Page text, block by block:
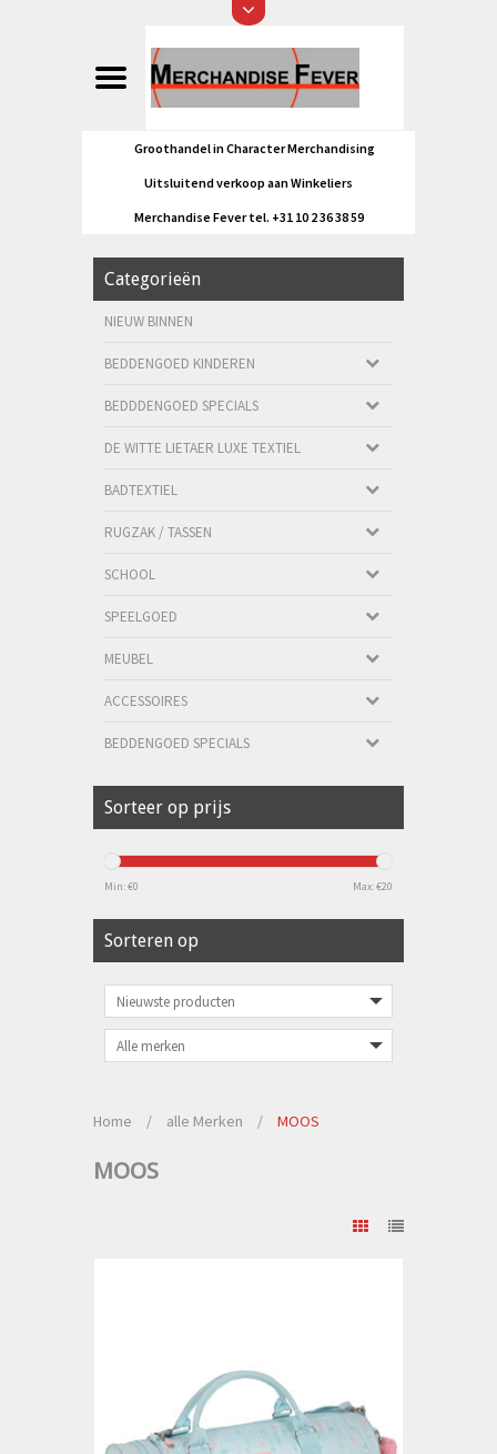
Groothandel in Character Merchandising
Uitsluitend verkoop aan Winkeliers
Merchandise Fever tel. +31 10 2 36 38 59
Categorieën
NIEUW BINNEN
BEDDENGOED KINDEREN
BEDDDENGOED SPECIALS
DE WITTE LIETAER LUXE TEXTIEL
BADTEXTIEL
RUGZAK / TASSEN
SCHOOL
SPEELGOED
MEUBEL
ACCESSOIRES
BEDDENGOED SPECIALS
Sorteer op prijs
Min: €0 Max: €20
Sorteren op
Home / alle Merken / MOOS
MOOS